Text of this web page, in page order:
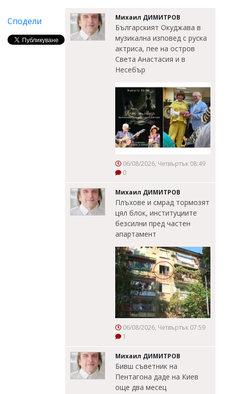
Сподели Михаил ДИМИТРОВ
Българският Окуджава в
музикална изповед с руска
актриса, пее на остров
Света Анастасия и в
Несебър
06/08/2026, Четвъртък 08:49
0
Михаил ДИМИТРОВ
Плъхове и смрад тормозят
цял блок, институциите
безсилни пред частен
апартамент
06/08/2026, Четвъртък 07:59
1
Михаил ДИМИТРОВ
Бивш съветник на
Пентагона даде на Киев
още два месец